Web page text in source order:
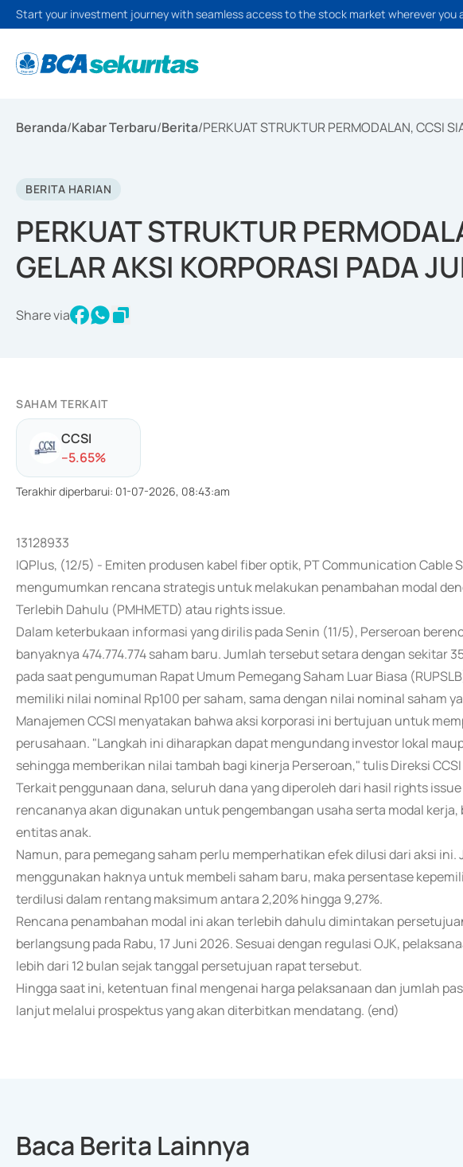
Start your investment journey with seamless access to the stock market wherever you
Beranda/Kabar Terbaru/Berita/PERKUAT STRUKTUR PERMODALAN, CCSI
BERITA HARIAN
PERKUAT STRUKTUR
GELAR AKSI KORPORASI PADA
Share via
SAHAM TERKAIT
CCSI
--5.65%
Terakhir diperbarui: 01-07-2026, 08:43:am
13128933
IQPlus, (12/5) - Emiten produsen kabel fiber optik, PT Communication Cable
mengumumkan rencana strategis untuk melakukan penambahan modal
Terlebih Dahulu (PMHMETD) atau rights issue.
Dalam keterbukaan informasi yang dirilis pada Senin (11/5), Perseroan
banyaknya 474.774.774 saham baru. Jumlah tersebut setara dengan sekitar
pada saat pengumuman Rapat Umum Pemegang Saham Luar Biasa
memiliki nilai nominal Rp100 per saham, sama dengan nilai nominal saham
Manajemen CCSI menyatakan bahwa aksi korporasi ini bertujuan untuk
perusahaan. "Langkah ini diharapkan dapat mengundang investor lokal
sehingga memberikan nilai tambah bagi kinerja Perseroan," tulis Direksi
Terkait penggunaan dana, seluruh dana yang diperoleh dari hasil rights
rencananya akan digunakan untuk pengembangan usaha serta modal
entitas anak.
Namun, para pemegang saham perlu memperhatikan efek dilusi dari aksi ini.
menggunakan haknya untuk membeli saham baru, maka persentase
terdilusi dalam rentang maksimum antara 2,20% hingga 9,27%.
Rencana penambahan modal ini akan terlebih dahulu dimintakan
berlangsung pada Rabu, 17 Juni 2026. Sesuai dengan regulasi OJK,
lebih dari 12 bulan sejak tanggal persetujuan rapat tersebut.
Hingga saat ini, ketentuan final mengenai harga pelaksanaan dan jumlah
lanjut melalui prospektus yang akan diterbitkan mendatang. (end)
Baca Berita Lainnya